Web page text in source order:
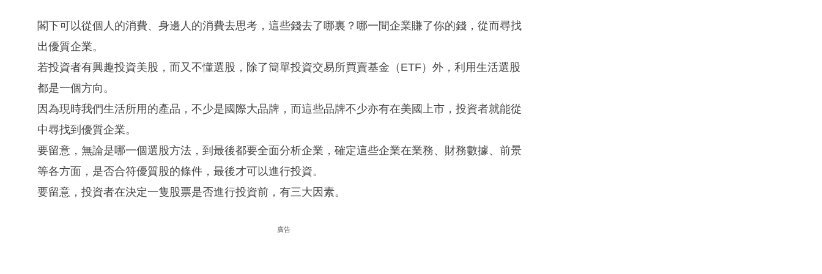
閣下可以從個人的消費、身邊人的消費去思考，這些錢去了哪裏？哪一間企業賺了你的錢，從而尋找
出優質企業。
若投資者有興趣投資美股，而又不懂選股，除了簡單投資交易所買賣基金（ETF）外，利用生活選股
都是一個方向。
因為現時我們生活所用的產品，不少是國際大品牌，而這些品牌不少亦有在美國上市，投資者就能從
中尋找到優質企業。
要留意，無論是哪一個選股方法，到最後都要全面分析企業，確定這些企業在業務、財務數據、前景
等各方面，是否合符優質股的條件，最後才可以進行投資。
要留意，投資者在決定一隻股票是否進行投資前，有三大因素。
廣告